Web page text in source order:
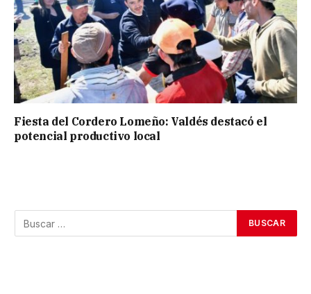
Fiesta del Cordero Lomeño: Valdés destacó el
potencial productivo local